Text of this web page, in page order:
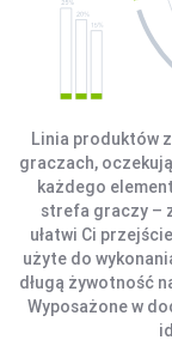
Linia produktów
graczach,
każdego
strefa graczy –
ułatwi Ci
użyte do
długą żywotność
Wyposażone w